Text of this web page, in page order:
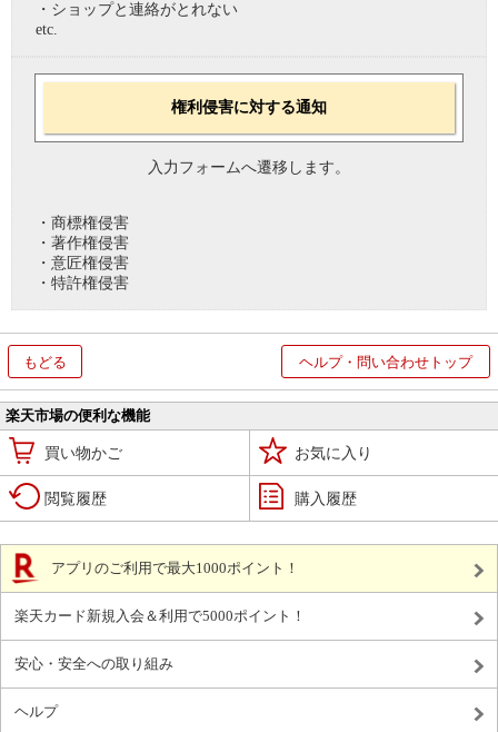
・ショップと連絡がとれない
etc.
権利侵害に対する通知
入力フォームへ遷移します。
・商標権侵害
・著作権侵害
・意匠権侵害
・特許権侵害
もどる ヘルプ・問い合わせトップ
楽天市場の便利な機能
買い物かご お気に入り
閲覧履歴 購入履歴
アプリのご利用で最大1000ポイント！
楽天カード新規入会＆利用で5000ポイント！
安心・安全への取り組み
ヘルプ